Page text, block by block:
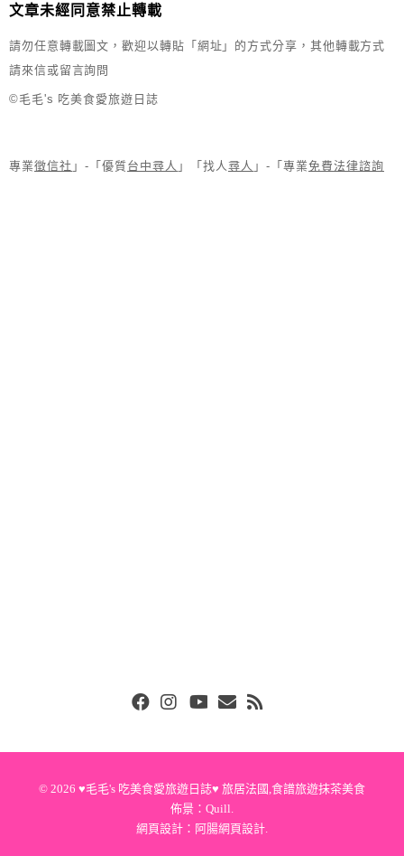
文章未經同意禁止轉載
請勿任意轉載圖文，歡迎以轉貼「網址」的方式分享，其他轉載方式
請來信或留言詢問
©毛毛's 吃美食愛旅遊日誌
專業徵信社 」-「優質台中尋人 」「找人 尋人 」-「專業免費法律諮詢
© 2026 ♥毛毛's 吃美食愛旅遊日誌♥ 旅居法國,食譜旅遊抹茶美食
佈景： Quill
網頁設計： 阿腸網頁設計